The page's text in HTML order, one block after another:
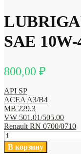
SAE 10W-
800,00 ₽
API SP
ACEA A3/B4
MB 229.3
VW 501.01/505.00
Renault RN 0700/0710
Количество
товара
LUBRIGARD
В корзину